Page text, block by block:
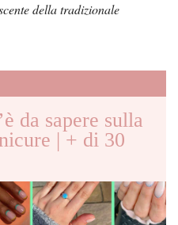
della tradizionale
da sapere sulla
| + di 30